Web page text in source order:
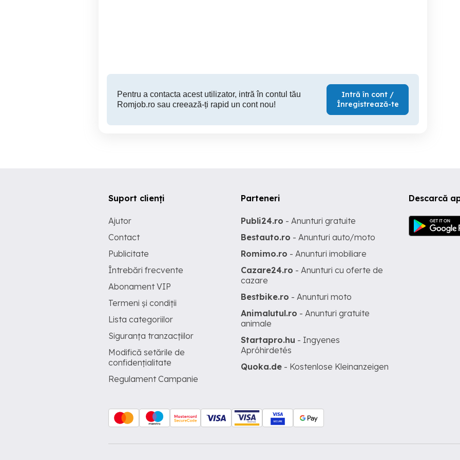
Pentru a contacta acest utilizator, intră în contul tău
Romjob.ro sau creează-ți rapid un cont nou!
Intră în cont /
Înregistrează-te
Descarcă
Suport clienți
Ajutor
Contact
Publicitate
Întrebări frecvente
Abonament VIP
Termeni și condiții
Lista categoriilor
Siguranța tranzacțiilor
Modifică setările de
confidențialitate
Regulament Campanie
Parteneri
Publi24.ro - Anunturi gratuite
Bestauto.ro - Anunturi auto/moto
Romimo.ro - Anunturi imobiliare
Cazare24.ro - Anunturi cu oferte de
cazare
Bestbike.ro - Anunturi moto
Animalutul.ro - Anunturi gratuite
animale
Startapro.hu - Ingyenes
Apróhirdetés
Quoka.de - Kostenlose Kleinanzeigen